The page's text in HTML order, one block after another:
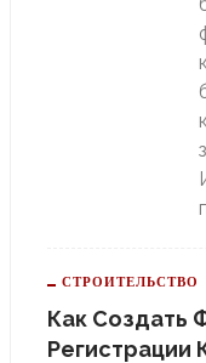
Плей-Офф, Даже Не
Домашний Матч
СТРОИТЕЛЬСТВО
Как Создать
Регистрации